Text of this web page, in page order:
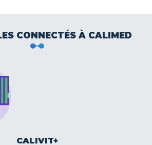
vous souhaitez changer de
Nos équipes techniques
en toute sécurité vers le
REPRIS PAR CALIMED
CONNECTÉS À CALIMED
CALIVIT+